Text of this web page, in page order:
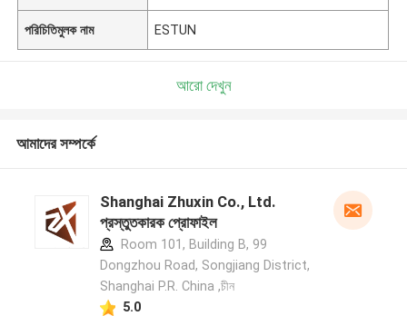
পরিচিতিমুলক নাম ESTUN
আরো দেখুন
আমাদের সম্পর্কে
Shanghai Zhuxin Co., Ltd.
প্রস্তুতকারক প্রোফাইল
Room 101, Building B, 99
Dongzhou Road, Songjiang District,
Shanghai P.R. China ,চীন
5.0